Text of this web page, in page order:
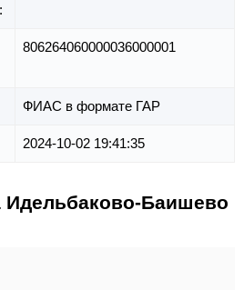
806264060000036000001
ФИАС в формате ГАР
2024-10-02 19:41:35
Идельбаково-Баишево